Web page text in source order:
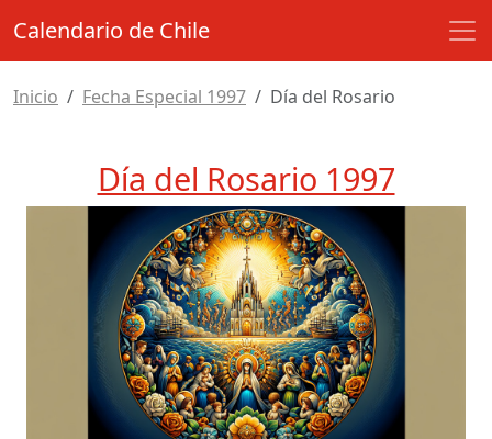
Calendario de Chile
Inicio Fecha Especial 1997 Día del Rosario
Día del Rosario 1997